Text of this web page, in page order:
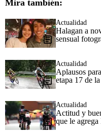
Mira también:
Actualidad
Halagan a
sensual
Actualidad
Aplausos
etapa 17 de
Actualidad
Actitud y
que le